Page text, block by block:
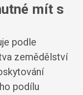
mít s
podle
zemědělství
podílu